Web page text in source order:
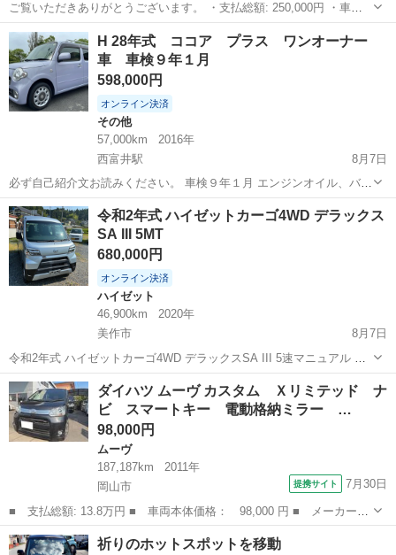
ご覧いただきありがとうございます。 ・支払総額: 250,000円 ・車両
本体価格: 220,000円 ・メーカー名: ダイハツ ・車種名: タント ・グレ
ード名: X ・排気量: 660cc ・ドア枚数: 5ドア ・ミッ...
岡山 岡山市 東山・おかでんミュージアム駅駅 タント
H 28年式 ココア プラス ワンオーナー
車 車検９年１月
598,000円
オンライン決済
その他
57,000km
2016年
西富井駅
8月7日
必ず自己紹介文お読みください。 車検９年１月 エンジンオイル、バッ
テリー、左右ワイパーゴム交換しました。 ココア プラスＸ ボディ
色 ラベンダー(カラー番号P18) 外観は、左側面は鈑金修理塗装しまし
たのでキレイになりま...
岡山 倉敷市 西富井駅 その他
令和2年式 ハイゼットカーゴ4WD デラックス
SA III 5MT
680,000円
オンライン決済
ハイゼット
46,900km
2020年
美作市
8月7日
令和2年式 ハイゼットカーゴ4WD デラックスSA III 5速マニュアル 走
行距離46,900キロ 車検R8年11月12日 フロントパワーウィンドウ キー
レス スマートアシストIII 外観は前後バンパーや左スライドドアにキ...
岡山 美作市 ハイゼット
ダイハツ ムーヴ カスタム Ｘリミテッド ナ
ビ スマートキー 電動格納ミラー …
98,000円
ムーヴ
187,187km
2011年
岡山市
提携サイト 7月30日
■ 支払総額: 13.8万円 ■ 車両本体価格： 98,000 円 ■ メーカー
名： ダイハツ ■ 車種名： ムーヴ ■ グレード名： カスタム
Ｘリミテッド ナビ スマートキー 電動格納ミラー ベンチシー
岡山 岡山市 ムーヴ
祈りのホットスポットを移動